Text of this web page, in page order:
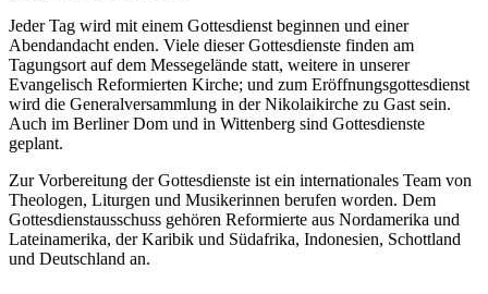
Jeder Tag wird mit einem Gottesdienst beginnen und einer
Abendandacht enden. Viele dieser Gottesdienste finden am
Tagungsort auf dem Messegelände statt, weitere in unserer
Evangelisch Reformierten Kirche; und zum Eröffnungsgottesdienst
wird die Generalversammlung in der Nikolaikirche zu Gast sein.
Auch im Berliner Dom und in Wittenberg sind Gottesdienste
geplant.
Zur Vorbereitung der Gottesdienste ist ein internationales Team von
Theologen, Liturgen und Musikerinnen berufen worden. Dem
Gottesdienstausschuss gehören Reformierte aus Nordamerika und
Lateinamerika, der Karibik und Südafrika, Indonesien, Schottland
und Deutschland an.